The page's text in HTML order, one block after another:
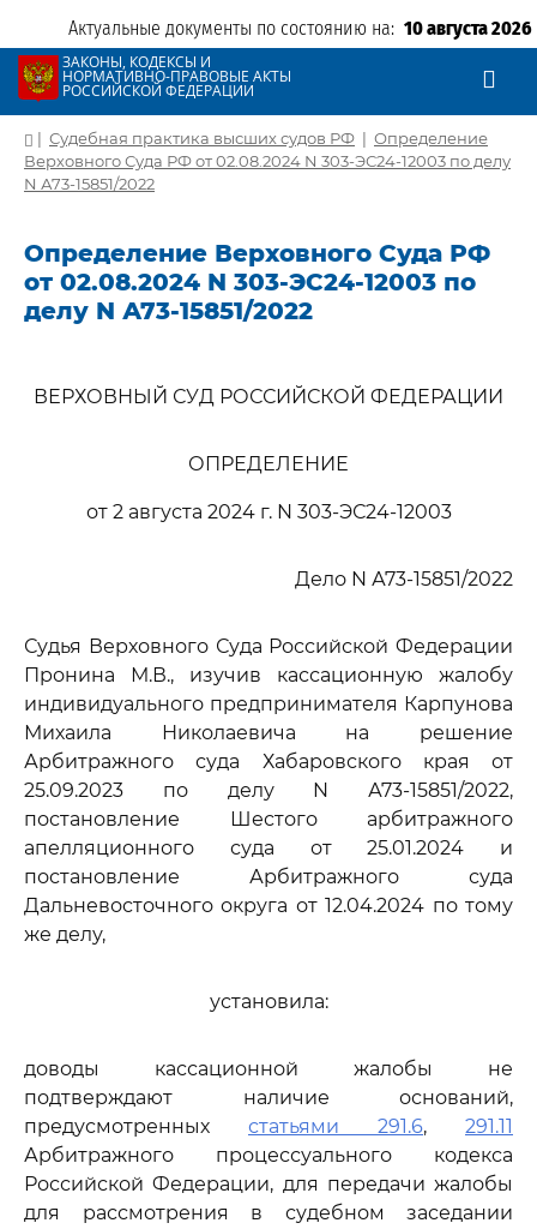
Актуальные документы по состоянию на: 10 августа 2026
ЗАКОНЫ, КОДЕКСЫ И
НОРМАТИВНО-ПРАВОВЫЕ АКТЫ
РОССИЙСКОЙ ФЕДЕРАЦИИ
| Судебная практика высших судов РФ | Определение
Верховного Суда РФ от 02.08.2024 N 303-ЭС24-12003 по делу
N А73-15851/2022
Определение Верховного Суда РФ
от 02.08.2024 N 303-ЭС24-12003 по
делу N А73-15851/2022
ВЕРХОВНЫЙ СУД РОССИЙСКОЙ ФЕДЕРАЦИИ
ОПРЕДЕЛЕНИЕ
от 2 августа 2024 г. N 303-ЭС24-12003
Дело N А73-15851/2022
Судья Верховного Суда Российской Федерации
Пронина М.В., изучив кассационную жалобу
индивидуального предпринимателя Карпунова
Михаила Николаевича на решение
Арбитражного суда Хабаровского края от
25.09.2023 по делу N А73-15851/2022,
постановление Шестого арбитражного
апелляционного суда от 25.01.2024 и
постановление Арбитражного суда
Дальневосточного округа от 12.04.2024 по тому
же делу,
установила:
доводы кассационной жалобы не
подтверждают наличие оснований,
предусмотренных статьями 291.6, 291.11
Арбитражного процессуального кодекса
Российской Федерации, для передачи жалобы
для рассмотрения в судебном заседании